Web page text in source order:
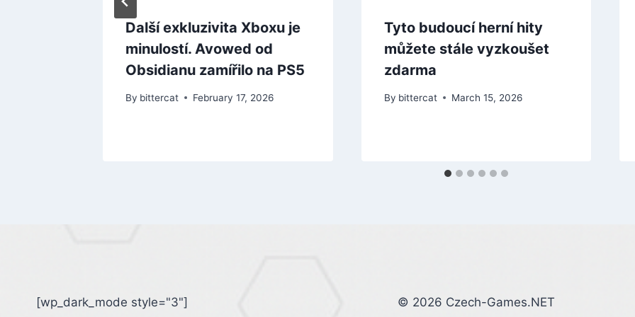
Další exkluzivita Xboxu je
minulostí. Avowed od
Obsidianu zamířilo na PS5
By bittercat February 17, 2026
Tyto budoucí herní hity
můžete stále vyzkoušet
zdarma
By bittercat March 15, 2026
[wp_dark_mode style="3"] © 2026 Czech-Games.NET